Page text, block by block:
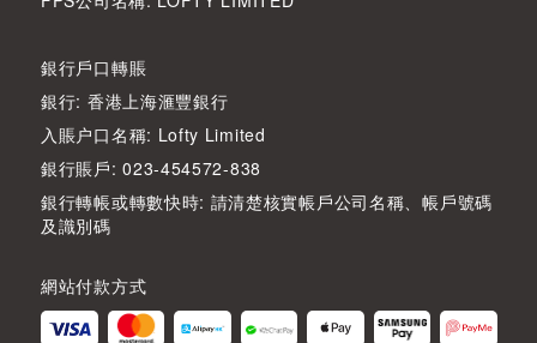
銀行戶口轉賬
銀行: 香港上海滙豐銀行
入賬户口名稱: Lofty Limited
銀行賬戶: 023-454572-838
銀行轉帳或轉數快時: 請清楚核實帳戶公司名稱、帳戶號碼
及識別碼
網站付款方式